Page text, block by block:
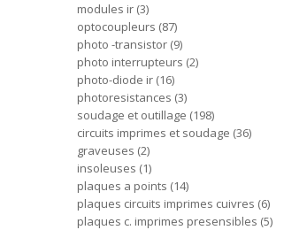
modules ir 3
optocoupleurs 87
photo -transistor 9
photo interrupteurs 2
photo-diode ir 16
photoresistances 3
soudage et outillage 198
circuits imprimes et soudage 36
graveuses 2
insoleuses 1
plaques a points 14
plaques circuits imprimes cuivres 6
plaques c. imprimes presensibles 5